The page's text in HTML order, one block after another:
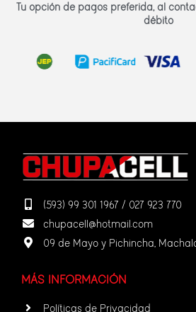
Tu opción de pagos preferida, al
débito
(593) 99 301 1967 / 027 923 770
chupacell@hotmail.com
09 de Mayo y Pichincha,
MÁS INFORMACIÓN
Políticas de Privacidad